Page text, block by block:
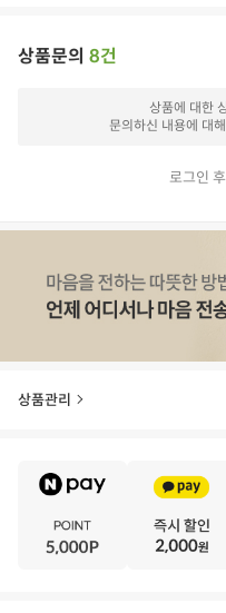
상품문의 8건
상품에 대한
문의하신 내용에 대
로그인
상품관리